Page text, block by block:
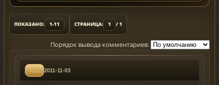
ПОКАЗАНО: 1-11 СТРАНИЦА: 1 / 1
Порядок вывода комментариев:
#12 2011-11-03